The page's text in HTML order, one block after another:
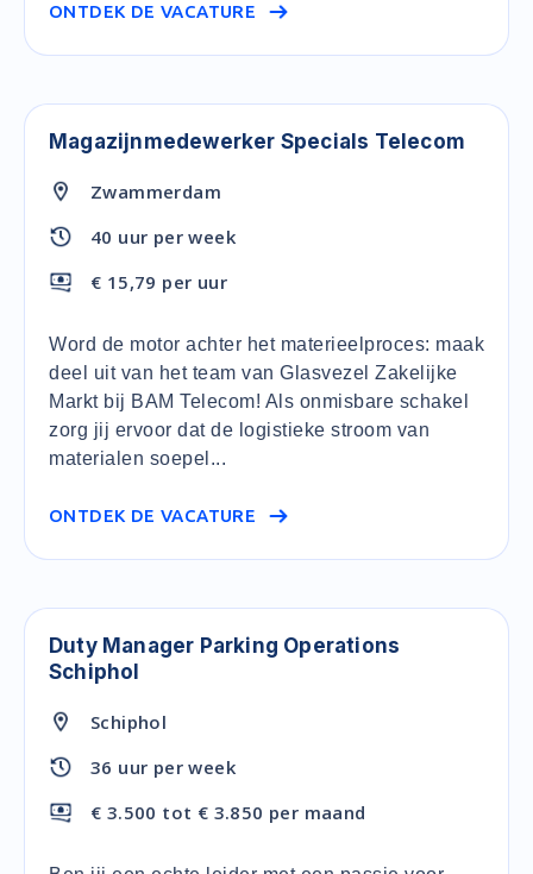
ONTDEK DE VACATURE
Magazijnmedewerker Specials Telecom
Zwammerdam
40 uur per week
€ 15,79 per uur
Word de motor achter het materieelproces: maak
deel uit van het team van Glasvezel Zakelijke
Markt bij BAM Telecom! Als onmisbare schakel
zorg jij ervoor dat de logistieke stroom van
materialen soepel...
ONTDEK DE VACATURE
Duty Manager Parking Operations
Schiphol
Schiphol
36 uur per week
€ 3.500 tot € 3.850 per maand